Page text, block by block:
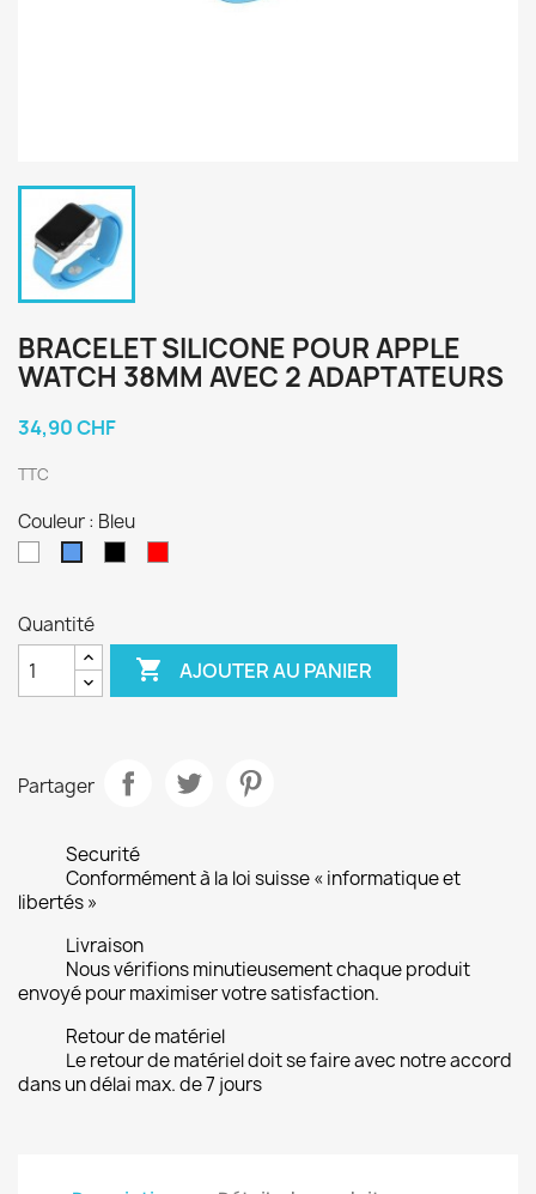
BRACELET SILICONE POUR APPLE
WATCH 38MM AVEC 2 ADAPTATEURS
34,90 CHF
TTC
Couleur : Bleu
Quantité
 AJOUTER AU PANIER
Partager
Securité
Conformément à la loi suisse « informatique et
libertés »
Livraison
Nous vérifions minutieusement chaque produit
envoyé pour maximiser votre satisfaction.
Retour de matériel
Le retour de matériel doit se faire avec notre accord
dans un délai max. de 7 jours